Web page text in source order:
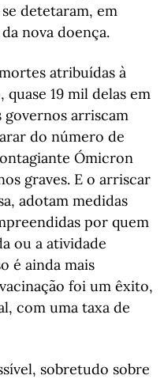
detetaram, em
nova doença.
atribuídas à
19 mil delas em
governos arriscam
do número de
Ómicron
graves. E o arriscar
adotam medidas
por quem
ou a atividade
é ainda mais
foi um êxito,
com uma taxa de
sobretudo sobre